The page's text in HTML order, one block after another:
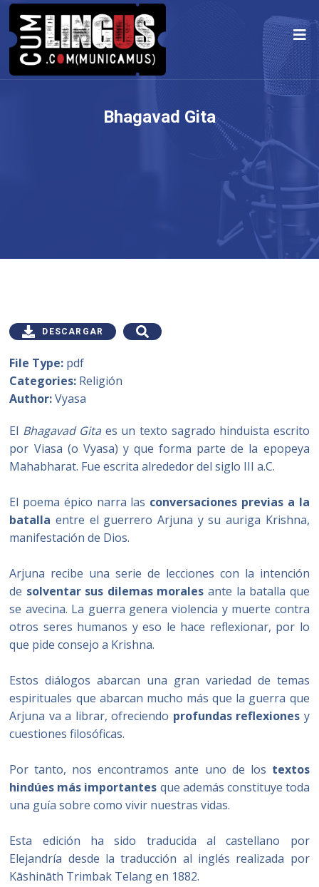
Bhagavad Gita
El Bhagavad Gita es un texto sagrado hinduista escrito
por Viasa (o Vyasa) y que forma parte de la epopeya
Mahabharat. Fue escrita alrededor del siglo III a.C.
El poema épico narra las conversaciones previas a la
batalla entre el guerrero Arjuna y su auriga Krishna,
manifestación de Dios.
Arjuna recibe una serie de lecciones con la intención
de solventar sus dilemas morales ante la batalla que
se avecina. La guerra genera violencia y muerte contra
otros seres humanos y eso le hace reflexionar, por lo
que pide consejo a Krishna.
Estos diálogos abarcan una gran variedad de temas
espirituales que abarcan mucho más que la guerra que
Arjuna va a librar, ofreciendo profundas reflexiones y
cuestiones filosóficas.
Por tanto, nos encontramos ante uno de los textos
hindúes más importantes que además constituye toda
una guía sobre como vivir nuestras vidas.
Esta edición ha sido traducida al castellano por
Elejandría desde la traducción al inglés realizada por
Kāshināth Trimbak Telang en 1882.
DESCARGAR
File Type: pdf
Categories: Religión
Author:Vyasa